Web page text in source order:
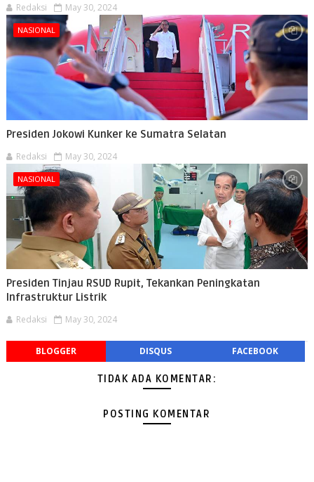
Redaksi May 30, 2024
NASIONAL
Presiden Jokowi Kunker ke Sumatra Selatan
Redaksi May 30, 2024
NASIONAL
Presiden Tinjau RSUD Rupit, Tekankan Peningkatan
Infrastruktur Listrik
Redaksi May 30, 2024
BLOGGER DISQUS FACEBOOK
TIDAK ADA KOMENTAR:
POSTING KOMENTAR